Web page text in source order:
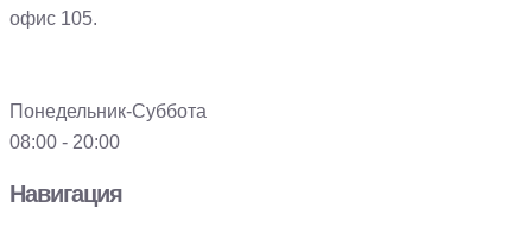
офис 105.
Понедельник-Суббота
08:00 - 20:00
Навигация